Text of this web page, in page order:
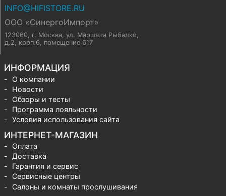
INFO@HIFISTORE.RU
ООО «СинергоИмпорт»
123060, г. Москва, ул. Маршала Рыбалко,
д.2, корп.6, помещение 617
ИНФОРМАЦИЯ
О компании
Новости
Обзоры и тесты
Программа лояльности
Условия использования сайта
ИНТЕРНЕТ-МАГАЗИН
Оплата
Доставка
Гарантия и сервис
Сервисные центры
Салоны и комнаты прослушивания